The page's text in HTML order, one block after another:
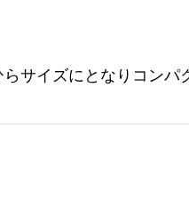
サイズにとなりコンパ